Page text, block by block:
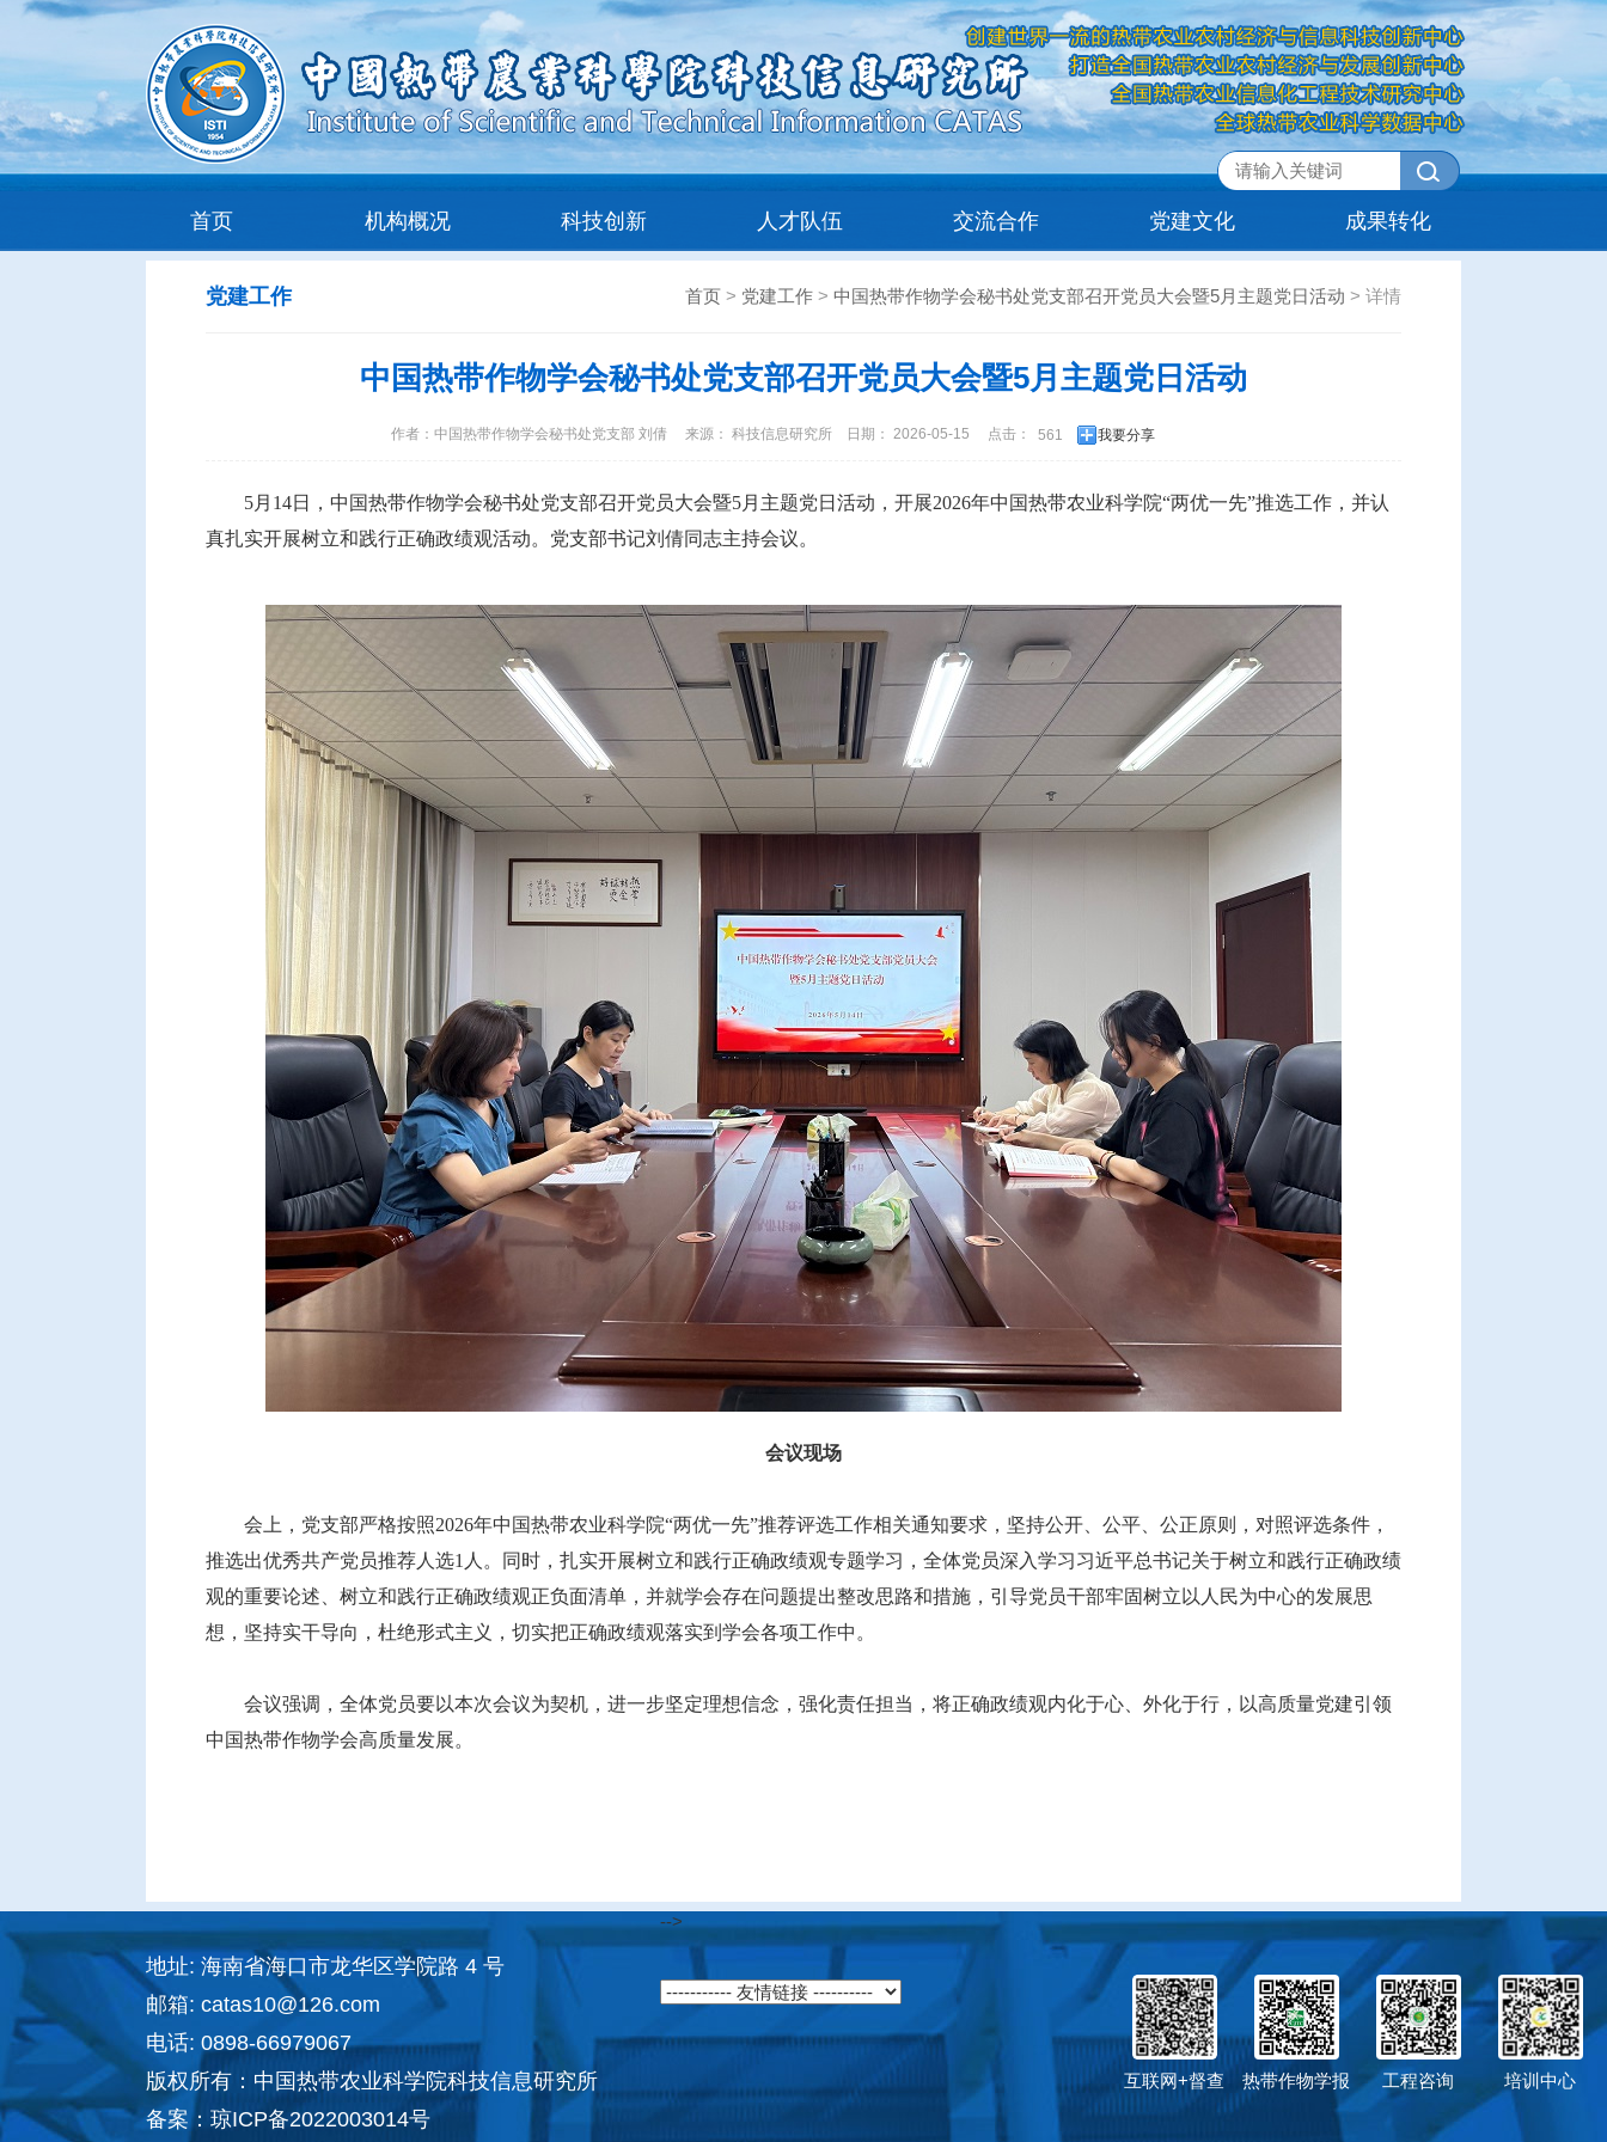
首页 机构概况 科技创新 人才队伍 交流合作 党建文化 成果转化
党建工作 首页 > 党建工作 > 中国热带作物学会秘书处党支部召开党员大会暨5月主题党日活动 > 详情
中国热带作物学会秘书处党支部召开党员大会暨5月主题党日活动
作者： 中国热带作物学会秘书处党支部 刘倩 来源： 科技信息研究所 日期： 2026-05-15 点击： 561 我要分享
5月14日，中国热带作物学会秘书处党支部召开党员大会暨5月主题党日活动，开展2026年中国热带农业科学院“两优一先”推选工作，并认
真扎实开展树立和践行正确政绩观活动。党支部书记刘倩同志主持会议。
会议现场
会上，党支部严格按照2026年中国热带农业科学院“两优一先”推荐评选工作相关通知要求，坚持公开、公平、公正原则，对照评选条件，
推选出优秀共产党员推荐人选1人。同时，扎实开展树立和践行正确政绩观专题学习，全体党员深入学习习近平总书记关于树立和践行正确政绩
观的重要论述、树立和践行正确政绩观正负面清单，并就学会存在问题提出整改思路和措施，引导党员干部牢固树立以人民为中心的发展思
想，坚持实干导向，杜绝形式主义，切实把正确政绩观落实到学会各项工作中。
会议强调，全体党员要以本次会议为契机，进一步坚定理想信念，强化责任担当，将正确政绩观内化于心、外化于行，以高质量党建引领
中国热带作物学会高质量发展。
地址: 海南省海口市龙华区学院路 4 号
邮箱: catas10@126.com
电话: 0898-66979067
版权所有：中国热带农业科学院科技信息研究所
备案： 琼ICP备2022003014号
-->
互联网+督查 热带作物学报 工程咨询 培训中心